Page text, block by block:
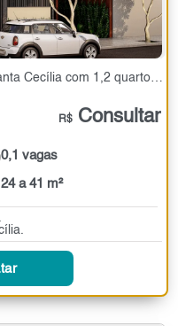
com 1,2 quartos - 24 a 41 m²
R$ Consultar
0,1 vagas
24 a 41 m²